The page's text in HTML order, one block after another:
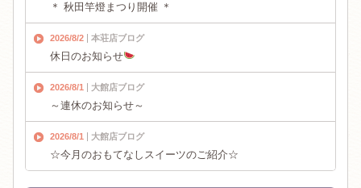
＊ 秋田竿燈まつり開催 ＊
2026/8/2 本荘店ブログ
休日のお知らせ
2026/8/1 大館店ブログ
～連休のお知らせ～
2026/8/1 大館店ブログ
☆今月のおもてなしスイーツのご紹介☆